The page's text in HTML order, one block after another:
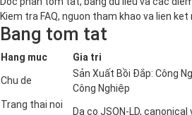
Kiem tra FAQ, nguon tham khao va lien ket
Bang tom tat
Hang muc Gia tri
Chu de
Sản Xuất Bồi Đắp: Công
Công Nghiệp
Trang thai noi
Da co JSON-LD, canonical